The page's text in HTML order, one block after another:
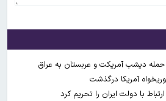
آمریکا درگذشت